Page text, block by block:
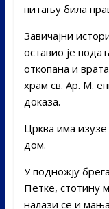
питању била
Завичајни
оставио је
откопана и
храм св. Ар. М.
доказа.
Црква има
дом.
У подножју
Петке, стотину
налази се и